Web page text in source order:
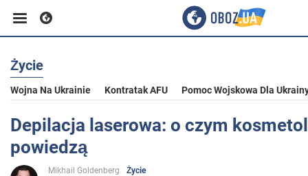
Biznes
Sport
Rozrywka
Życie
Wojna Na Ukrainie Kontratak AFU Pomoc Wojskowa Dla
Depilacja laserowa: o czym
powiedzą
Mikhail Goldenberg
Życie